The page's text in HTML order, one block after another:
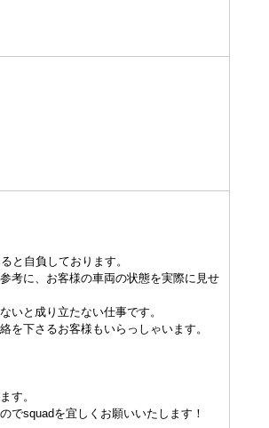
と自負しております。
考に、お客様の車両の状態を実際に見せ
いと成り立たない仕事です。
を下さるお客様もいらっしゃいます。
す。
でsquadを宜しくお願いいたします！